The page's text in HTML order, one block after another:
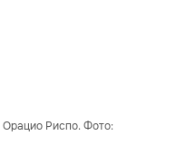
Риспо. Фото: